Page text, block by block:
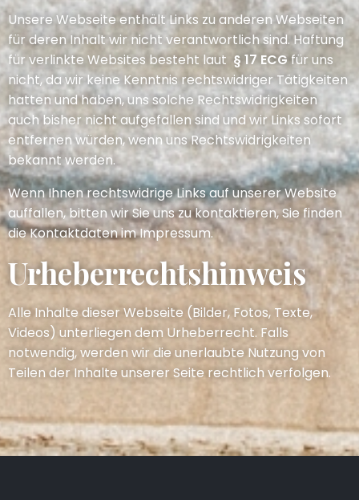
Unsere Webseite enthält Links zu anderen Webseiten
für deren Inhalt wir nicht verantwortlich sind. Haftung
für verlinkte Websites besteht laut § 17 ECGfür uns
nicht, da wir keine Kenntnis rechtswidriger Tätigkeiten
hatten und haben, uns solche Rechtswidrigkeiten
auch bisher nicht aufgefallen sind und wir Links sofort
entfernen würden, wenn uns Rechtswidrigkeiten
bekannt werden.
Wenn Ihnen rechtswidrige Links auf unserer Website
auffallen, bitten wir Sie uns zu kontaktieren, Sie finden
die Kontaktdaten im Impressum.
Urheberrechtshinweis
Alle Inhalte dieser Webseite (Bilder, Fotos, Texte,
Videos) unterliegen dem Urheberrecht. Falls
notwendig, werden wir die unerlaubte Nutzung von
Teilen der Inhalte unserer Seite rechtlich verfolgen.